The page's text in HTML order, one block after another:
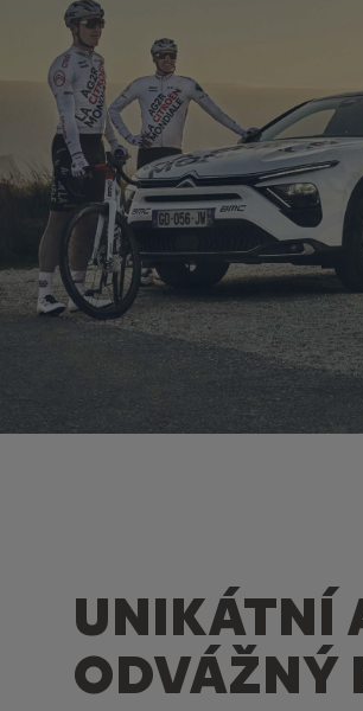
UNIKÁTNÍ
ODVÁŽNÝ